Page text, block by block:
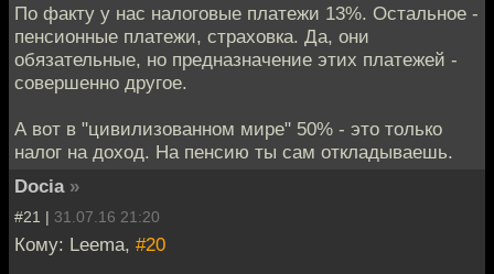
По факту у нас налоговые платежи 13%. Остальное -
пенсионные платежи, страховка. Да, они
обязательные, но предназначение этих платежей -
совершенно другое.
А вот в "цивилизованном мире" 50% - это только
налог на доход. На пенсию ты сам откладываешь.
Docia »
#21 | 31.07.16 21:20
Кому: Leema, #20